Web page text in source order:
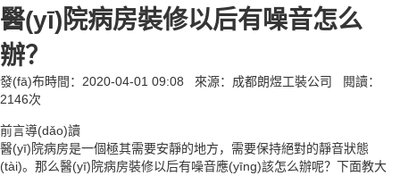
醫(yī)院病房裝修以后有噪音怎么
辦？
發(fā)布時間：2020-04-01 09:08 來源：成都朗煜工裝公司
閱讀：
2146次
前言導(dǎo)讀
醫(yī)院病房是一個極其需要安靜的地方，需要保持絕對的靜音狀態
(tài)。那么醫(yī)院病房裝修以后有噪音應(yīng)該怎么辦呢？下面教大